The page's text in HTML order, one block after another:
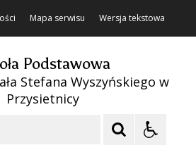
Mapa serwisu Wersja tekstowa
Podstawowa
Stefana Wyszyńskiego w
Przysietnicy